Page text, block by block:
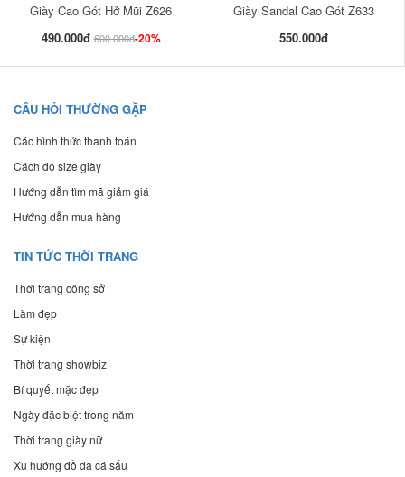
Giày Cao Gót Hở Mũi Z626
490.000đ 600.000đ-20%
Giày Sandal Cao Gót Z633
550.000đ
CÂU HỎI THƯỜNG GẶP
Các hình thức thanh toán
Cách đo size giày
Hướng dẫn tìm mã giảm giá
Hướng dẫn mua hàng
TIN TỨC THỜI TRANG
Thời trang công sở
Làm đẹp
Sự kiện
Thời trang showbiz
Bí quyết mặc đẹp
Ngày đặc biệt trong năm
Thời trang giày nữ
Xu hướng đồ da cá sấu